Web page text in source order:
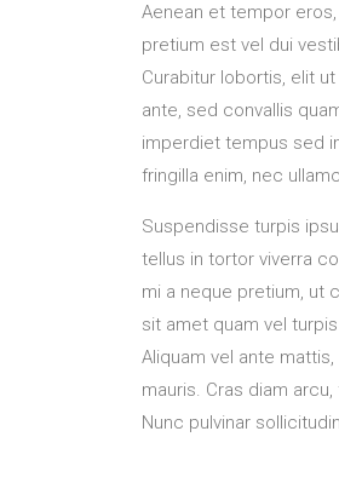
Aenean et tempor
pretium est vel dui
Curabitur lobortis, elit
ante, sed convallis
imperdiet tempus sed
fringilla enim, nec
Suspendisse turpis
tellus in tortor viverra
mi a neque pretium, ut
sit amet quam vel
Aliquam vel ante
mauris. Cras diam
Nunc pulvinar